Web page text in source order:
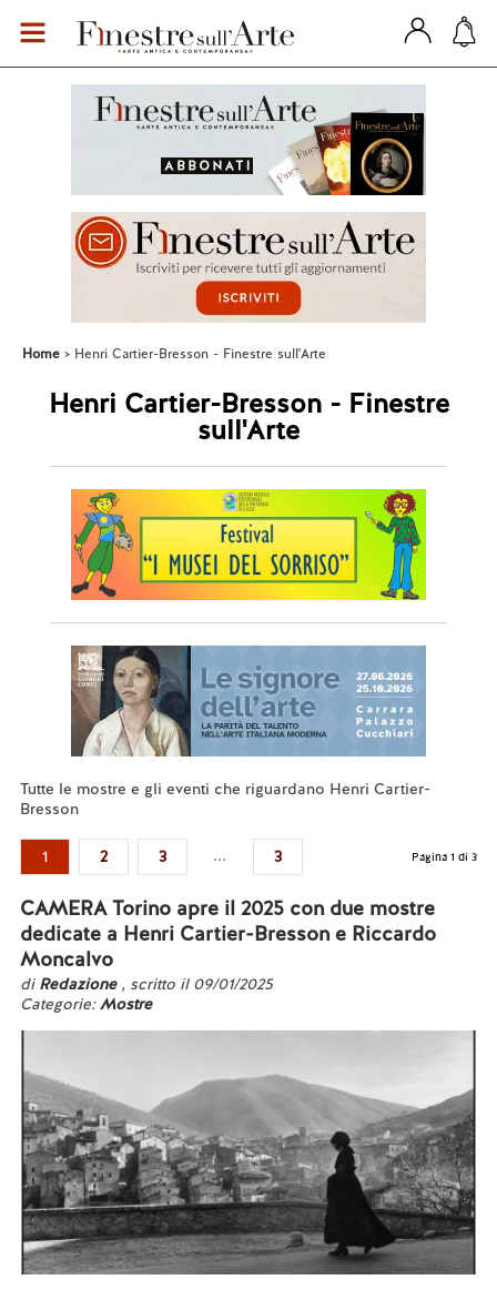
Home Henri Cartier-Bresson - Finestre sull'Arte
Henri Cartier-Bresson - Finestre
sull'Arte
Tutte le mostre e gli eventi che riguardano Henri Cartier-
Bresson
1 2 3 ... 3 Pagina 1 di 3
CAMERA Torino apre il 2025 con due mostre
dedicate a Henri Cartier-Bresson e Riccardo
Moncalvo
di Redazione , scritto il 09/01/2025
Categorie:Mostre